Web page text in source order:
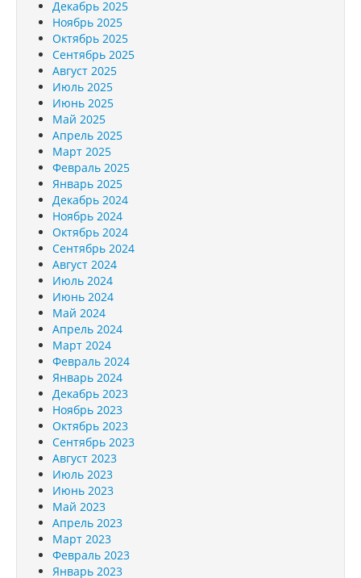
Декабрь 2025
Ноябрь 2025
Октябрь 2025
Сентябрь 2025
Август 2025
Июль 2025
Июнь 2025
Май 2025
Апрель 2025
Март 2025
Февраль 2025
Январь 2025
Декабрь 2024
Ноябрь 2024
Октябрь 2024
Сентябрь 2024
Август 2024
Июль 2024
Июнь 2024
Май 2024
Апрель 2024
Март 2024
Февраль 2024
Январь 2024
Декабрь 2023
Ноябрь 2023
Октябрь 2023
Сентябрь 2023
Август 2023
Июль 2023
Июнь 2023
Май 2023
Апрель 2023
Март 2023
Февраль 2023
Январь 2023